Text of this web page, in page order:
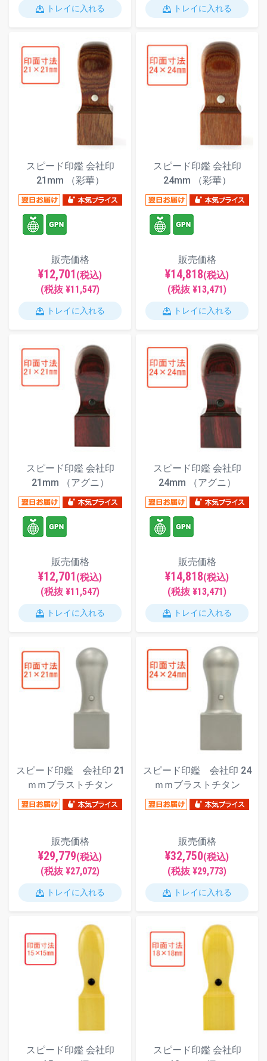
トレイに入れる トレイに入れる
スピード印鑑 会社印
21mm （彩華）
販売価格
¥12,701 (税込)
(税抜 ¥11,547)
トレイに入れる
スピード印鑑 会社印
24mm （彩華）
販売価格
¥14,818(税込)
(税抜 ¥13,471)
トレイに入れる
スピード印鑑 会社印
21mm （アグニ）
販売価格
¥12,701 (税込)
(税抜 ¥11,547)
トレイに入れる
スピード印鑑 会社印
24mm （アグニ）
販売価格
¥14,818(税込)
(税抜 ¥13,471)
トレイに入れる
スピード印鑑 会社印 21
ｍｍブラストチタン
販売価格
¥29,779(税込)
(税抜 ¥27,072)
トレイに入れる
スピード印鑑 会社印 24
ｍｍブラストチタン
販売価格
¥32,750(税込)
(税抜 ¥29,773)
トレイに入れる
スピード印鑑 会社印
スピード印鑑 会社印